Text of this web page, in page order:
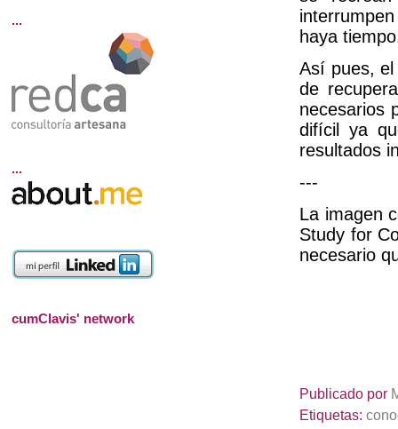
haya
Así pues,
de
necesarios
difícil ya
resultados
---
La imagen
Study for
necesario
Publicado por
Etiquetas:
...
...
cumClavis' network